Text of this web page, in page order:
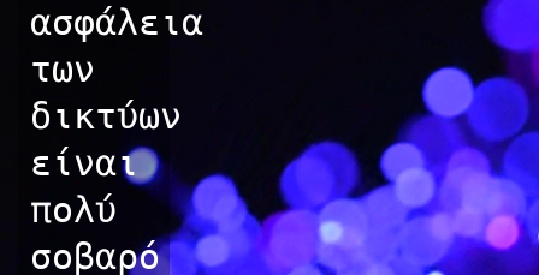
ασφάλεια
των
δικτύων
είναι
πολύ
σοβαρό